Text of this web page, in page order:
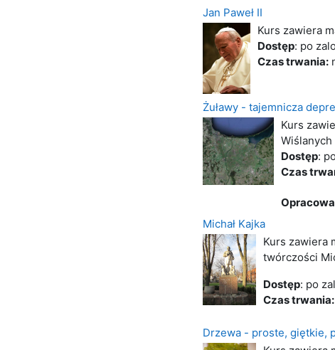
Jan Paweł II
Kurs zawiera
Dostęp: po
Czas trwania:
Żuławy - tajemnicza
Kurs
Wiślanych
Dostęp:
Czas
Michał Kajka
Kurs zawiera
twórczości
Dostęp: po
Czas trwania:
Drzewa - proste, giętkie,